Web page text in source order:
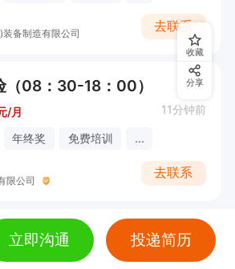
备制造有限公司
去联系
（08：30-18：00）
/月 11分钟前
年终奖 免费培训 ...
限公司
去联系
收藏
分享
立即沟通 投递简历